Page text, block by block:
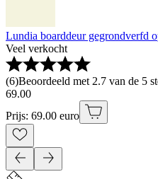
Lundia boarddeur gegrondverfd
Veel verkocht
(6)Beoordeeld met 2.7 van de 5
69.00
Prijs: 69.00 euro